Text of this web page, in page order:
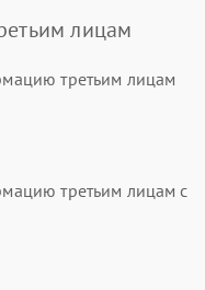
лицам
третьим лицам
третьим лицам с